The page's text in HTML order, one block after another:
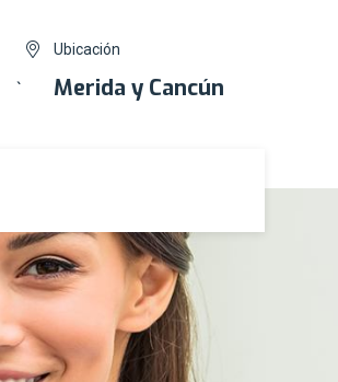
`
Ubicación
Merida y Cancún